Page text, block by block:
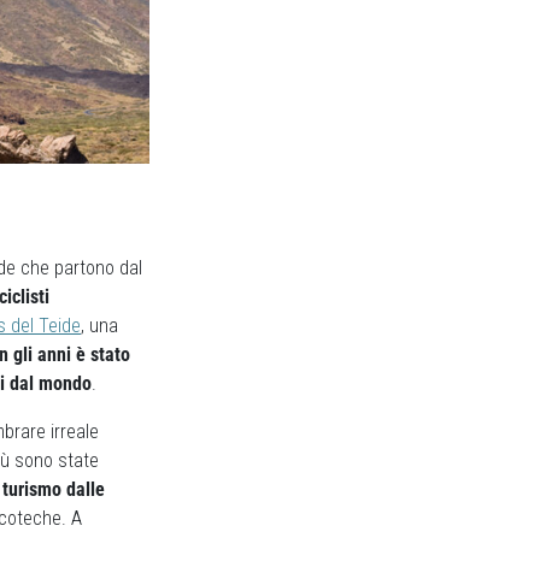
che partono dal
del Teide, una
gli anni è stato
dal mondo
irreale
sono state
dalle
A